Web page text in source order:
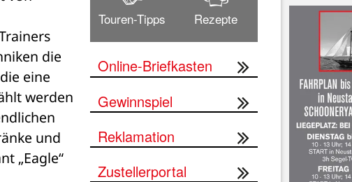
die
eine
werden
und
„Eagle“
Touren-Tipps Rezepte
Online-Briefkasten
Gewinnspiel
Reklamation
Zustellerportal